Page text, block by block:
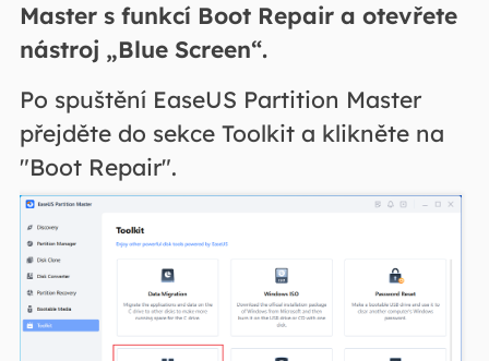
Master s funkcí Boot Repair a otevřete
nástroj „Blue Screen“.
Po spuštění EaseUS Partition Master
přejděte do sekce Toolkit a klikněte na
"Boot Repair".